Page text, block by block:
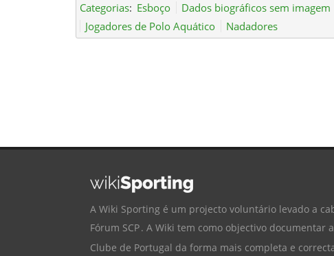
Categorias: Esboço Dados biográficos sem imagem
Jogadores de Polo Aquático
Nadadores
A Wiki Sporting é um projecto voluntário levado a
Fórum SCP. A Wiki tem como objectivo documentar
Clube de Portugal da forma mais completa e